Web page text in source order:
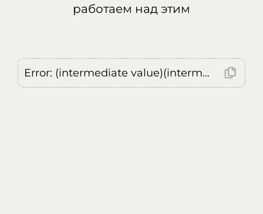
работаем над этим
Error: (intermediate value)(intermediate value)(intermediate value).replaceAll is not a function